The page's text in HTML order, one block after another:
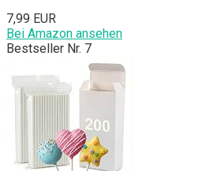
7,99 EUR
Bei Amazon ansehen
Bestseller Nr. 7